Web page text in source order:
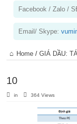
Kinh nghiệm đầu tư
Sản phẩm – dịch
Chứng khoán phái
Facebook / Zalo /
Email/ Skype:
Home /GIÁ DẦU:
10
in 364 Views